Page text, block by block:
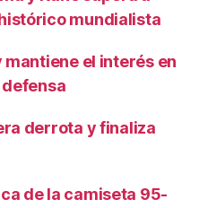
mundialista
el interés en
derrota y finaliza
de la camiseta 95-